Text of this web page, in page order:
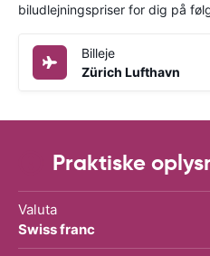
biludlejningspriser for dig på
Billeje
Zürich Lufthavn
Praktiske
Valuta
Swiss franc